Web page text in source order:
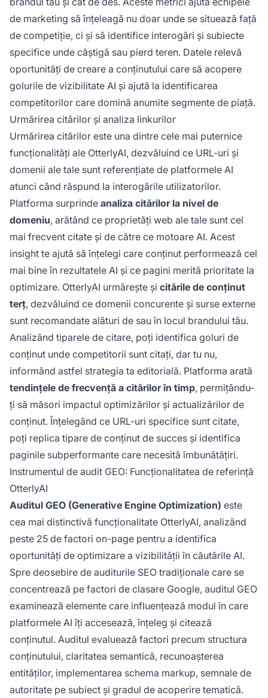
de marketing să înțeleagă nu doar unde se situează față
de competiție, ci și să identifice interogări și subiecte
specifice unde câștigă sau pierd teren. Datele relevă
oportunități de creare a conținutului care să acopere
golurile de vizibilitate AI și ajută la identificarea
competitorilor care domină anumite segmente de piață.
Urmărirea citărilor și analiza linkurilor
Urmărirea citărilor este una dintre cele mai puternice
funcționalități ale OtterlyAI, dezvăluind ce URL-uri și
domenii ale tale sunt referențiate de platformele AI
atunci când răspund la interogările utilizatorilor.
Platforma surprinde analiza citărilor la nivel de
domeniu, arătând ce proprietăți web ale tale sunt cel
mai frecvent citate și de către ce motoare AI. Acest
insight te ajută să înțelegi care conținut performează cel
mai bine în rezultatele AI și ce pagini merită prioritate la
optimizare. OtterlyAI urmărește și citările de conținut
terț, dezvăluind ce domenii concurente și surse externe
sunt recomandate alături de sau în locul brandului tău.
Analizând tiparele de citare, poți identifica goluri de
conținut unde competitorii sunt citați, dar tu nu,
informând astfel strategia ta editorială. Platforma arată
tendințele de frecvență a citărilor în timp, permițându-
ți să măsori impactul optimizărilor și actualizărilor de
conținut. Înțelegând ce URL-uri specifice sunt citate,
poți replica tipare de conținut de succes și identifica
paginile subperformante care necesită îmbunătățiri.
Instrumentul de audit GEO: Funcționalitatea de referință
OtterlyAI
Auditul GEO (Generative Engine Optimization) este
cea mai distinctivă funcționalitate OtterlyAI, analizând
peste 25 de factori on-page pentru a identifica
oportunități de optimizare a vizibilității în căutările AI.
Spre deosebire de auditurile SEO tradiționale care se
concentrează pe factori de clasare Google, auditul GEO
examinează elemente care influențează modul în care
platformele AI îți accesează, înțeleg și citează
conținutul. Auditul evaluează factori precum structura
conținutului, claritatea semantică, recunoașterea
entităților, implementarea schema markup, semnale de
autoritate pe subiect și gradul de acoperire tematică.